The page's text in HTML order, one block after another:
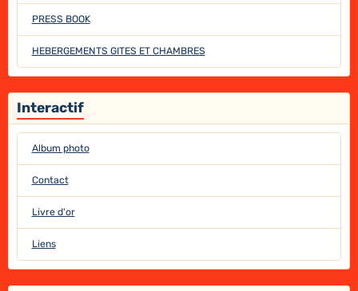
PRESS BOOK
HEBERGEMENTS GITES ET CHAMBRES
Interactif
Album photo
Contact
Livre d'or
Liens